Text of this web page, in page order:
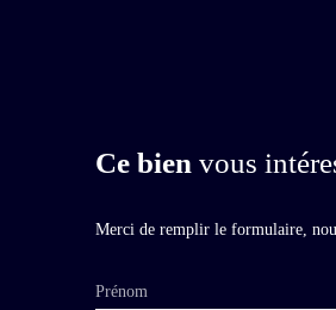
Ce bien vous
Merci de remplir le formulaire,
Prénom